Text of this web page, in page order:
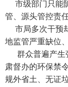
市级部门只能
管、源头管控责
市局多次干预
地监管严重缺位
群众普遍产生
肃督办的环保禁
规外省土、无证